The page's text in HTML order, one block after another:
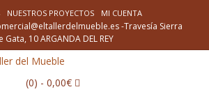
NUESTROS PROYECTOS MI CUENTA
-Travesía Sierra
Gata, 10 ARGANDA DEL REY
(0) - 0,00€